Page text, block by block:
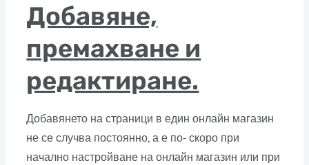
Добавяне,
премахване и
редактиране.
Добавянето на страници в един онлайн магазин
не се случва постоянно, а е по- скоро при
начално настройване на онлайн магазин или при